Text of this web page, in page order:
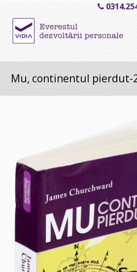
Mu, continentul pierdut-